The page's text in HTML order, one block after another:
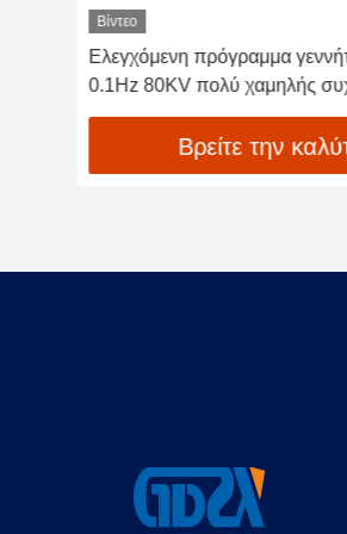
Βίντεο
80KV εξαιρετικά χαμηλής
δοκιμής υψηλής τάσης
γεννήτρια 0.1hz Vlf
Βρείτε την